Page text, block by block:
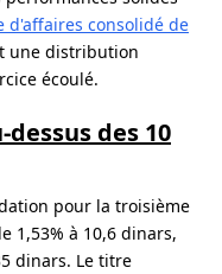
d'affaires consolidé de
une distribution
écoulé.
dessus des 10
pour la troisième
1,53% à 10,6 dinars,
dinars. Le titre